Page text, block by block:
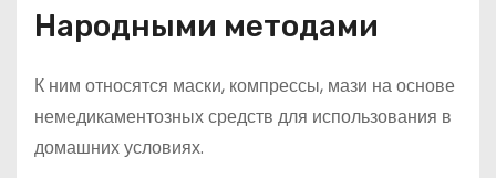
Народными методами
К ним относятся маски, компрессы, мази на основе
немедикаментозных средств для использования в
домашних условиях.